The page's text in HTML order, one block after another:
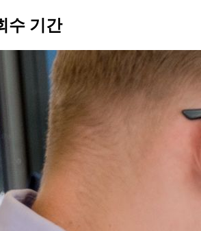
수 기간